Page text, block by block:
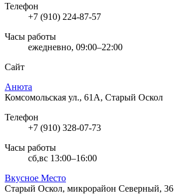
Телефон
+7 (910) 224-87-57
Часы работы
ежедневно, 09:00–22:00
Сайт
Анюта
Комсомольская ул., 61А, Старый Оскол
Телефон
+7 (910) 328-07-73
Часы работы
сб,вс 13:00–16:00
Вкусное Место
Старый Оскол, микрорайон Северный, 36